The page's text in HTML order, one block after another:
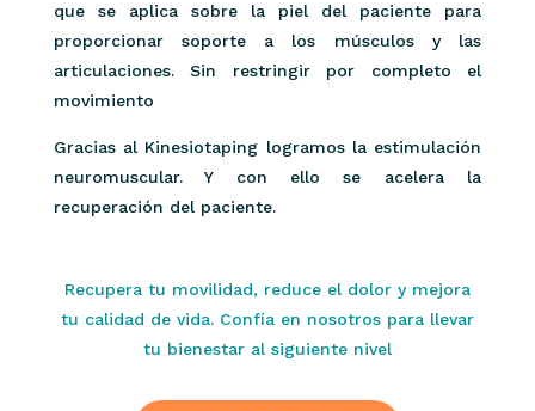
que se aplica sobre la piel del paciente para
proporcionar soporte a los músculos y las
articulaciones. Sin restringir por completo el
movimiento
Gracias al Kinesiotaping logramos la estimulación
neuromuscular. Y con ello se acelera la
recuperación del paciente.
Recupera tu movilidad, reduce el dolor y mejora
tu calidad de vida. Confía en nosotros para llevar
tu bienestar al siguiente nivel